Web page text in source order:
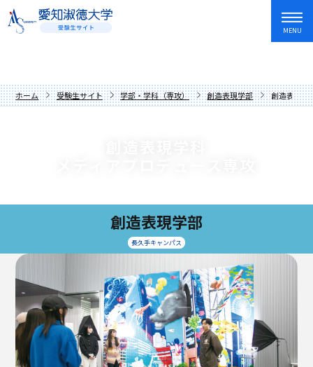
MENU
入試情報・学費
先輩からの応援メッセージ
心理学部
創造表現学部
建築学部
健康医療科学部
数字でわかる愛知淑徳大学
学長メッセージ
理念
教育方針
星が丘キャンパス
愛知淑徳大学生の1年
センパイのリアルライフ
学生支援
就職サポート
キャリア教育・インターンシップ
キャリア支援・資格対策
留学支援
在学生・卒業生の声
保護者の方へ
高校教諭の方へ
公式SNS
入学を
学生VOICE
ホーム 受験生サイト 学部・学科（専攻） 創造表現学部 創造表現学
創造表現学部
長久手キャンパス